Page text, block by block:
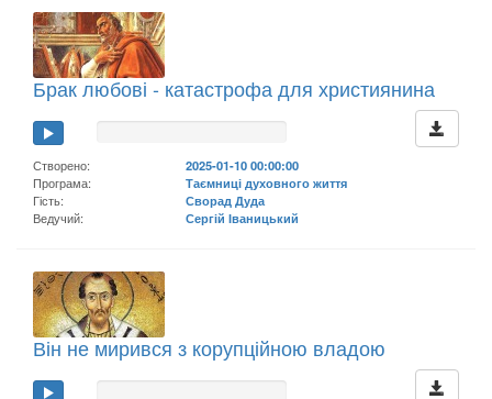
Брак любові - катастрофа для християнина
Створено:
2025-01-10 00:00:00
Програма:
Таємниці духовного життя
Гість:
Сворад Дуда
Ведучий:
Сергій Іваницький
Він не мирився з корупційною владою